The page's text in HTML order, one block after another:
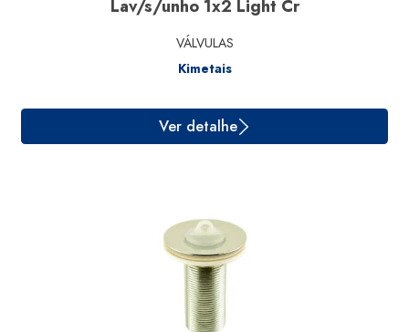
Lav/s/unho 1x2 Light Cr
VÁLVULAS
Kimetais